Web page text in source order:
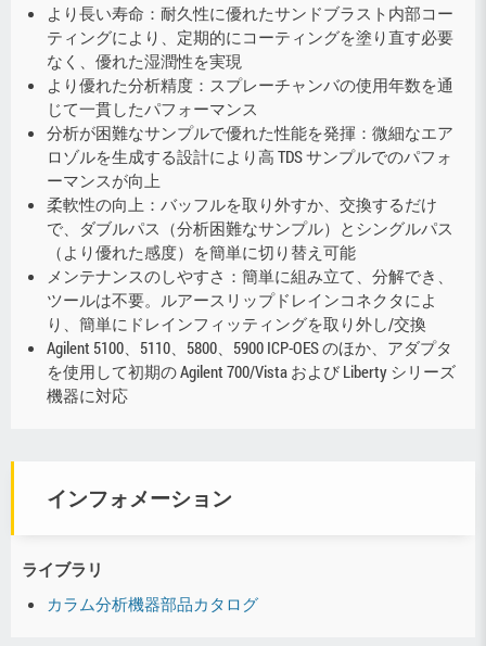
より長い寿命：耐久性に優れたサンドブラスト内部コー
ティングにより、定期的にコーティングを塗り直す必要
なく、優れた湿潤性を実現
より優れた分析精度：スプレーチャンバの使用年数を通
じて一貫したパフォーマンス
分析が困難なサンプルで優れた性能を発揮：微細なエア
ロゾルを生成する設計により高 TDS サンプルでのパフォ
ーマンスが向上
柔軟性の向上：バッフルを取り外すか、交換するだけ
で、ダブルパス（分析困難なサンプル）とシングルパス
（より優れた感度）を簡単に切り替え可能
メンテナンスのしやすさ：簡単に組み立て、分解でき、
ツールは不要。ルアースリップドレインコネクタによ
り、簡単にドレインフィッティングを取り外し/交換
Agilent 5100、5110、5800、5900 ICP-OES のほか、アダプタ
を使用して初期の Agilent 700/Vista および Liberty シリーズ
機器に対応
インフォメーション
ライブラリ
カラム分析機器部品カタログ